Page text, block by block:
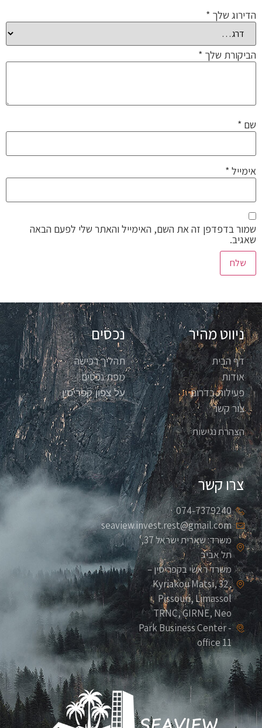
הדירוג שלך *
הביקורת שלך *
שם *
אימייל *
שמור בדפדפן זה את השם, האימייל והאתר שלי לפעם הבאה
שאגיב.
ניווט מהיר
דף הבית
אודות
פעילות בדרום
צור קשר
הצהרת נגישות
נכסים
תהליך רכישה
מפת נכסים
על צפון קפריסין
צרו קשר
074-7379240
seaview.invest.rest@gmail.com
משרד: שארית ישראל 37,
תל אביב
משרד ראשי בקפריסין –
Kyriakou Matsi, 32,
Pissouri, Limassol
TRNC, GIRNE, Neo
Park Business Center -
office 11